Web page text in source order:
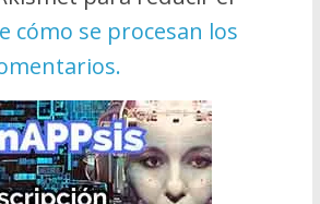
cómo se procesan los